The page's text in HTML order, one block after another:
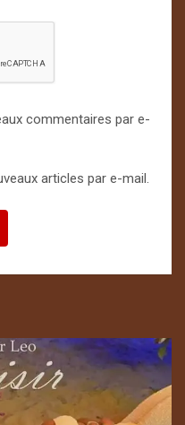
commentaires par e-
articles par e-mail.